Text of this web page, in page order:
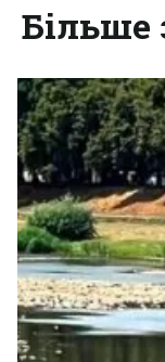
Більше